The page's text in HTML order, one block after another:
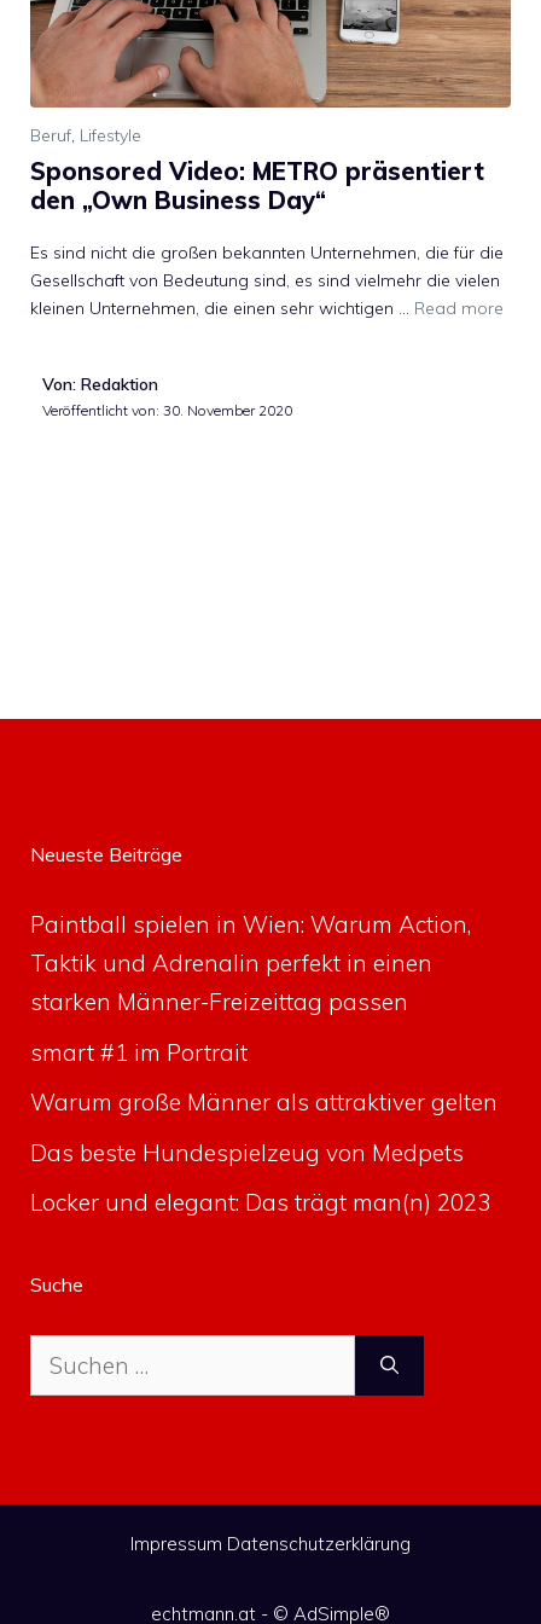
Beruf, Lifestyle
Sponsored Video: METRO präsentiert
den „Own Business Day“
Es sind nicht die großen bekannten Unternehmen, die für die
Gesellschaft von Bedeutung sind, es sind vielmehr die vielen
kleinen Unternehmen, die einen sehr wichtigen … Read more
Von: Redaktion
Veröffentlicht von: 30. November 2020
Neueste Beiträge
Paintball spielen in Wien: Warum Action,
Taktik und Adrenalin perfekt in einen
starken Männer-Freizeittag passen
smart #1 im Portrait
Warum große Männer als attraktiver gelten
Das beste Hundespielzeug von Medpets
Locker und elegant: Das trägt man(n) 2023
Suche
Suche
nach:
Impressum Datenschutzerklärung
echtmann.at - © AdSimple®